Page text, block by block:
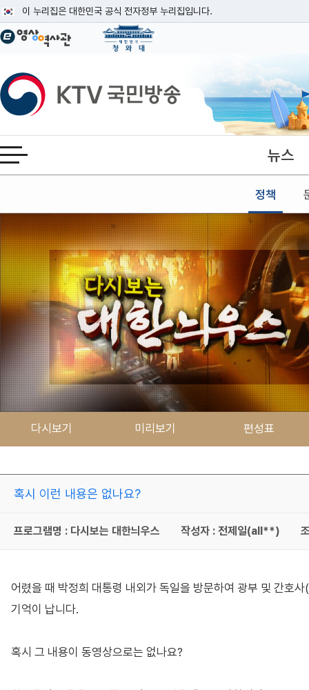
이 누리집은 대한민국 공식 전자정부 누리집입니다.
공식 누리집 주소 확인하기
이밖에 or.kr 또는 .kr등 다른 도메인 주소를 사용하고 있다면 아래 URL에서
운영중인 공식 누리집보기
KTV국민방송
전체메뉴 열기 뉴스
정책
본문
다시보기 미리보기 편성표
혹시 이런 내용은 없나요?
프로그램명 : 다시보는 대한늬우스 작성자 : 전제일(all**)
어렸을 때 박정희 대통령 내외가 독일을 방문하여 광부 및 간호
기억이 납니다.
혹시 그 내용이 동영상으로는 없나요?